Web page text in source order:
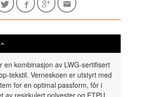
en kombinasjon av LWG-sertifisert
tekstil. Verneskoen er utstyrt med
for en optimal passform, fôr i